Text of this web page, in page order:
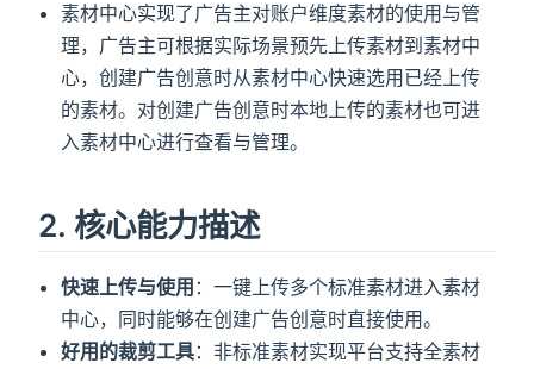
素材中心实现了广告主对账户维度素材的使用与管
理，广告主可根据实际场景预先上传素材到素材中
心，创建广告创意时从素材中心快速选用已经上传
的素材。对创建广告创意时本地上传的素材也可进
入素材中心进行查看与管理。
2. 核心能力描述
快速上传与使用 ：一键上传多个标准素材进入素材
中心，同时能够在创建广告创意时直接使用。
好用的裁剪工具：非标准素材实现平台支持全素材